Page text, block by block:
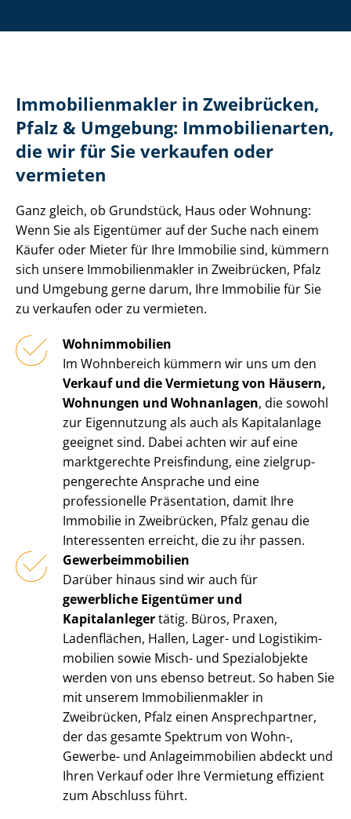
Im­mo­bi­li­en­mak­ler in Zweibrücken,
Pfalz & Umgebung: Immobilienarten,
die wir für Sie verkaufen oder
vermieten
Ganz gleich, ob Grundstück, Haus oder Wohnung:
Wenn Sie als Eigentümer auf der Suche nach einem
Käufer oder Mieter für Ihre Immobilie sind, kümmern
sich unsere Im­mo­bi­li­en­mak­ler in Zweibrücken, Pfalz
und Umgebung gerne darum, Ihre Immobilie für Sie
zu verkaufen oder zu vermieten.
Wohnimmobilien
Im Wohnbereich kümmern wir uns um den
Verkauf und die Vermietung von Häusern,
Wohnungen und Wohnanlagen, die sowohl
zur Eigennutzung als auch als Kapitalanlage
geeignet sind. Dabei achten wir auf eine
marktgerechte Preisfindung, eine ziel­grup­
pen­ge­rech­te Ansprache und eine
professionelle Präsentation, damit Ihre
Immobilie in Zweibrücken, Pfalz genau die
Interessenten erreicht, die zu ihr passen.
Ge­wer­be­im­mo­bi­li­en
Darüber hinaus sind wir auch für
gewerbliche Eigentümer und
Kapitalanlegertätig. Büros, Praxen,
Ladenflächen, Hallen, Lager- und Lo­gis­tik­im­
mo­bi­li­en sowie Misch- und Spezialobjekte
werden von uns ebenso betreut. So haben Sie
mit unserem Im­mo­bi­li­en­mak­ler in
Zweibrücken, Pfalz einen Ansprechpartner,
der das gesamte Spektrum von Wohn-,
Gewerbe- und An­la­ge­im­mo­bi­li­en abdeckt und
Ihren Verkauf oder Ihre Vermietung effizient
zum Abschluss führt.